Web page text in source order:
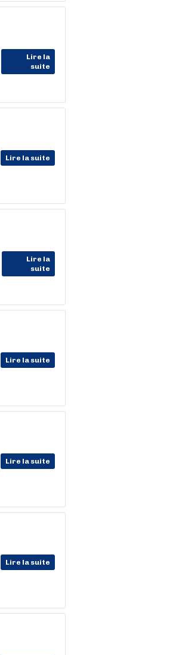
Lire la
suite
Lire la suite
Lire la
suite
Lire la suite
Lire la suite
Lire la suite